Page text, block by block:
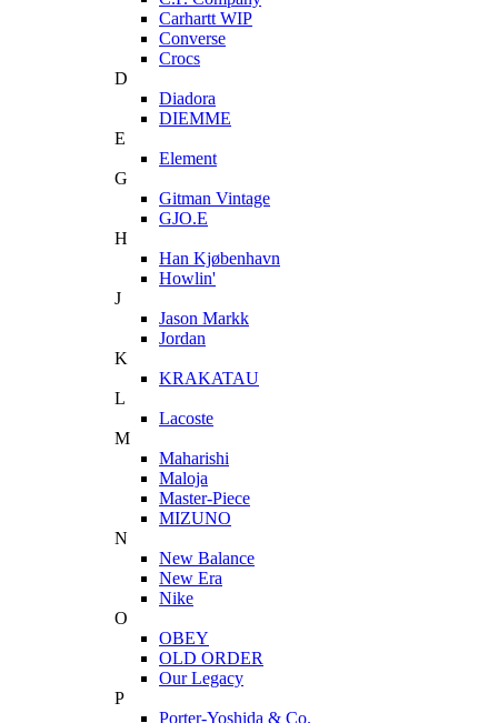
Carhartt WIP
Converse
Crocs
D
Diadora
DIEMME
E
Element
G
Gitman Vintage
GJO.E
H
Han Kjøbenhavn
Howlin'
J
Jason Markk
Jordan
K
KRAKATAU
L
Lacoste
M
Maharishi
Maloja
Master-Piece
MIZUNO
N
New Balance
New Era
Nike
O
OBEY
OLD ORDER
Our Legacy
P
Porter-Yoshida & Co.